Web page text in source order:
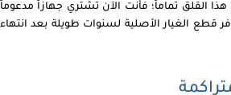
القلق تماماً؛ فأنت الآن تشتري جهازاً مدعوماً
قطع الغيار الأصلية لسنوات طويلة بعد انتهاء